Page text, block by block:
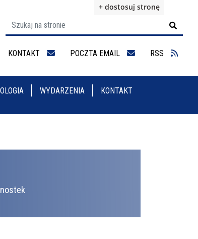
+ dostosuj stronę
wysokiej widoczności
rozmiar czcionki na 125%
Ustaw rozmiar czcionki na 100%

KONTAKT POCZTA EMAIL RSS
WYDARZENIA KONTAKT